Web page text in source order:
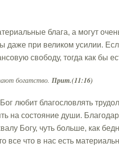
блага, а могут
при великом усилии.
свободу, тогда как бы
богатство.Прит.(11:16)
любит благословлять
на состояние души.
Богу, чуть больше, как
все что в нас есть